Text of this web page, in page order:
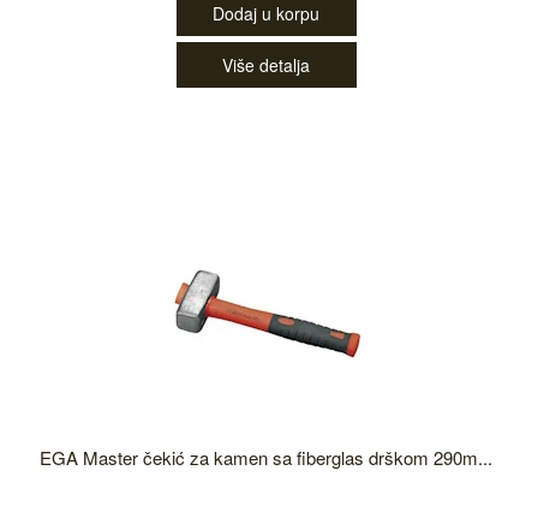
Dodaj u korpu
Više detalja
EGA Master čekić za kamen sa fiberglas drškom 290m...